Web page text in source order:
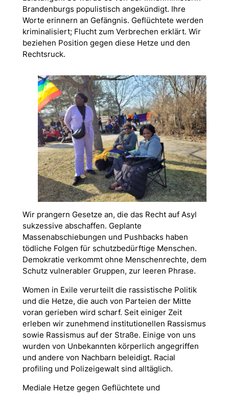
Brandenburgs populistisch angekündigt. Ihre
Worte erinnern an Gefängnis. Geflüchtete werden
kriminalisiert; Flucht zum Verbrechen erklärt. Wir
beziehen Position gegen diese Hetze und den
Rechtsruck.
Wir prangern Gesetze an, die das Recht auf Asyl
sukzessive abschaffen. Geplante
Massenabschiebungen und Pushbacks haben
tödliche Folgen für schutzbedürftige Menschen.
Demokratie verkommt ohne Menschenrechte, dem
Schutz vulnerabler Gruppen, zur leeren Phrase.
Women in Exile verurteilt die rassistische Politik
und die Hetze, die auch von Parteien der Mitte
voran gerieben wird scharf. Seit einiger Zeit
erleben wir zunehmend institutionellen Rassismus
sowie Rassismus auf der Straße. Einige von uns
wurden von Unbekannten körperlich angegriffen
und andere von Nachbarn beleidigt. Racial
profiling und Polizeigewalt sind alltäglich.
Mediale Hetze gegen Geflüchtete und